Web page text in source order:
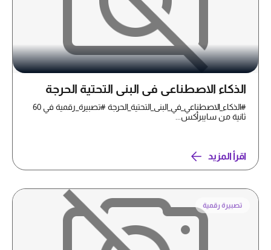
الذكاء الاصطناعي في البنى التحتية الحرجة
#الذكاء_الاصطناعي_في_البنى_التحتية_الحرجة #تصبيرة_رقمية في 60
ثانية من سايبرأكس...
اقرأ المزيد
تصبيرة رقمية